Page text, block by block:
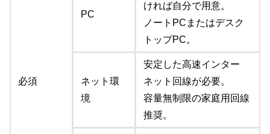
必須
PC
ければ自分で用意。
ノートPCまたはデスク
トップPC。
ネット環
境
安定した高速インター
ネット回線が必要。
容量無制限の家庭用回線
推奨。